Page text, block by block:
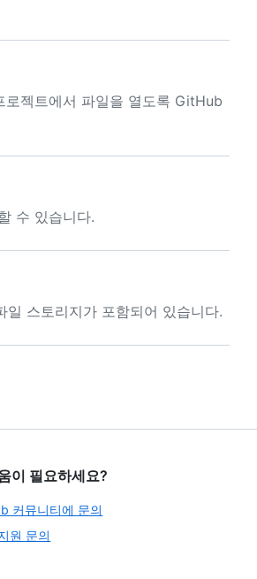
젝트에서 파일을 열도록 GitHub
수 있습니다.
스토리지가 포함되어 있습니다.
이 필요하세요?
커뮤니티에 문의
원 문의